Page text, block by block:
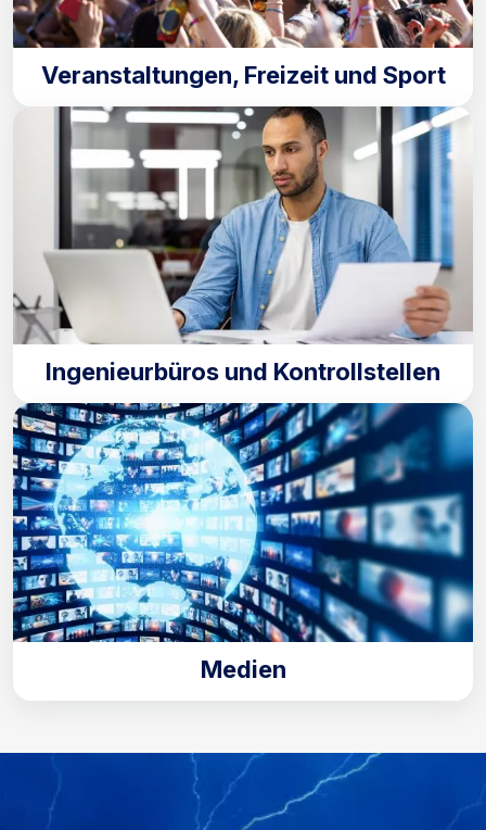
Veranstaltungen, Freizeit und Sport
Ingenieurbüros und Kontrollstellen
Medien